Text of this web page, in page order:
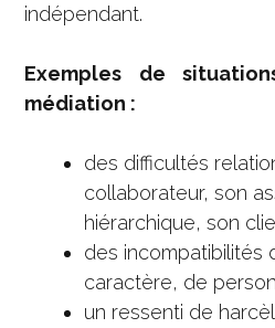
indépendant.
Exemples de
médiation :
des difficultés
collaborateur, son
hiérarchique, son
des incompatibilités
caractère, de
un ressenti de